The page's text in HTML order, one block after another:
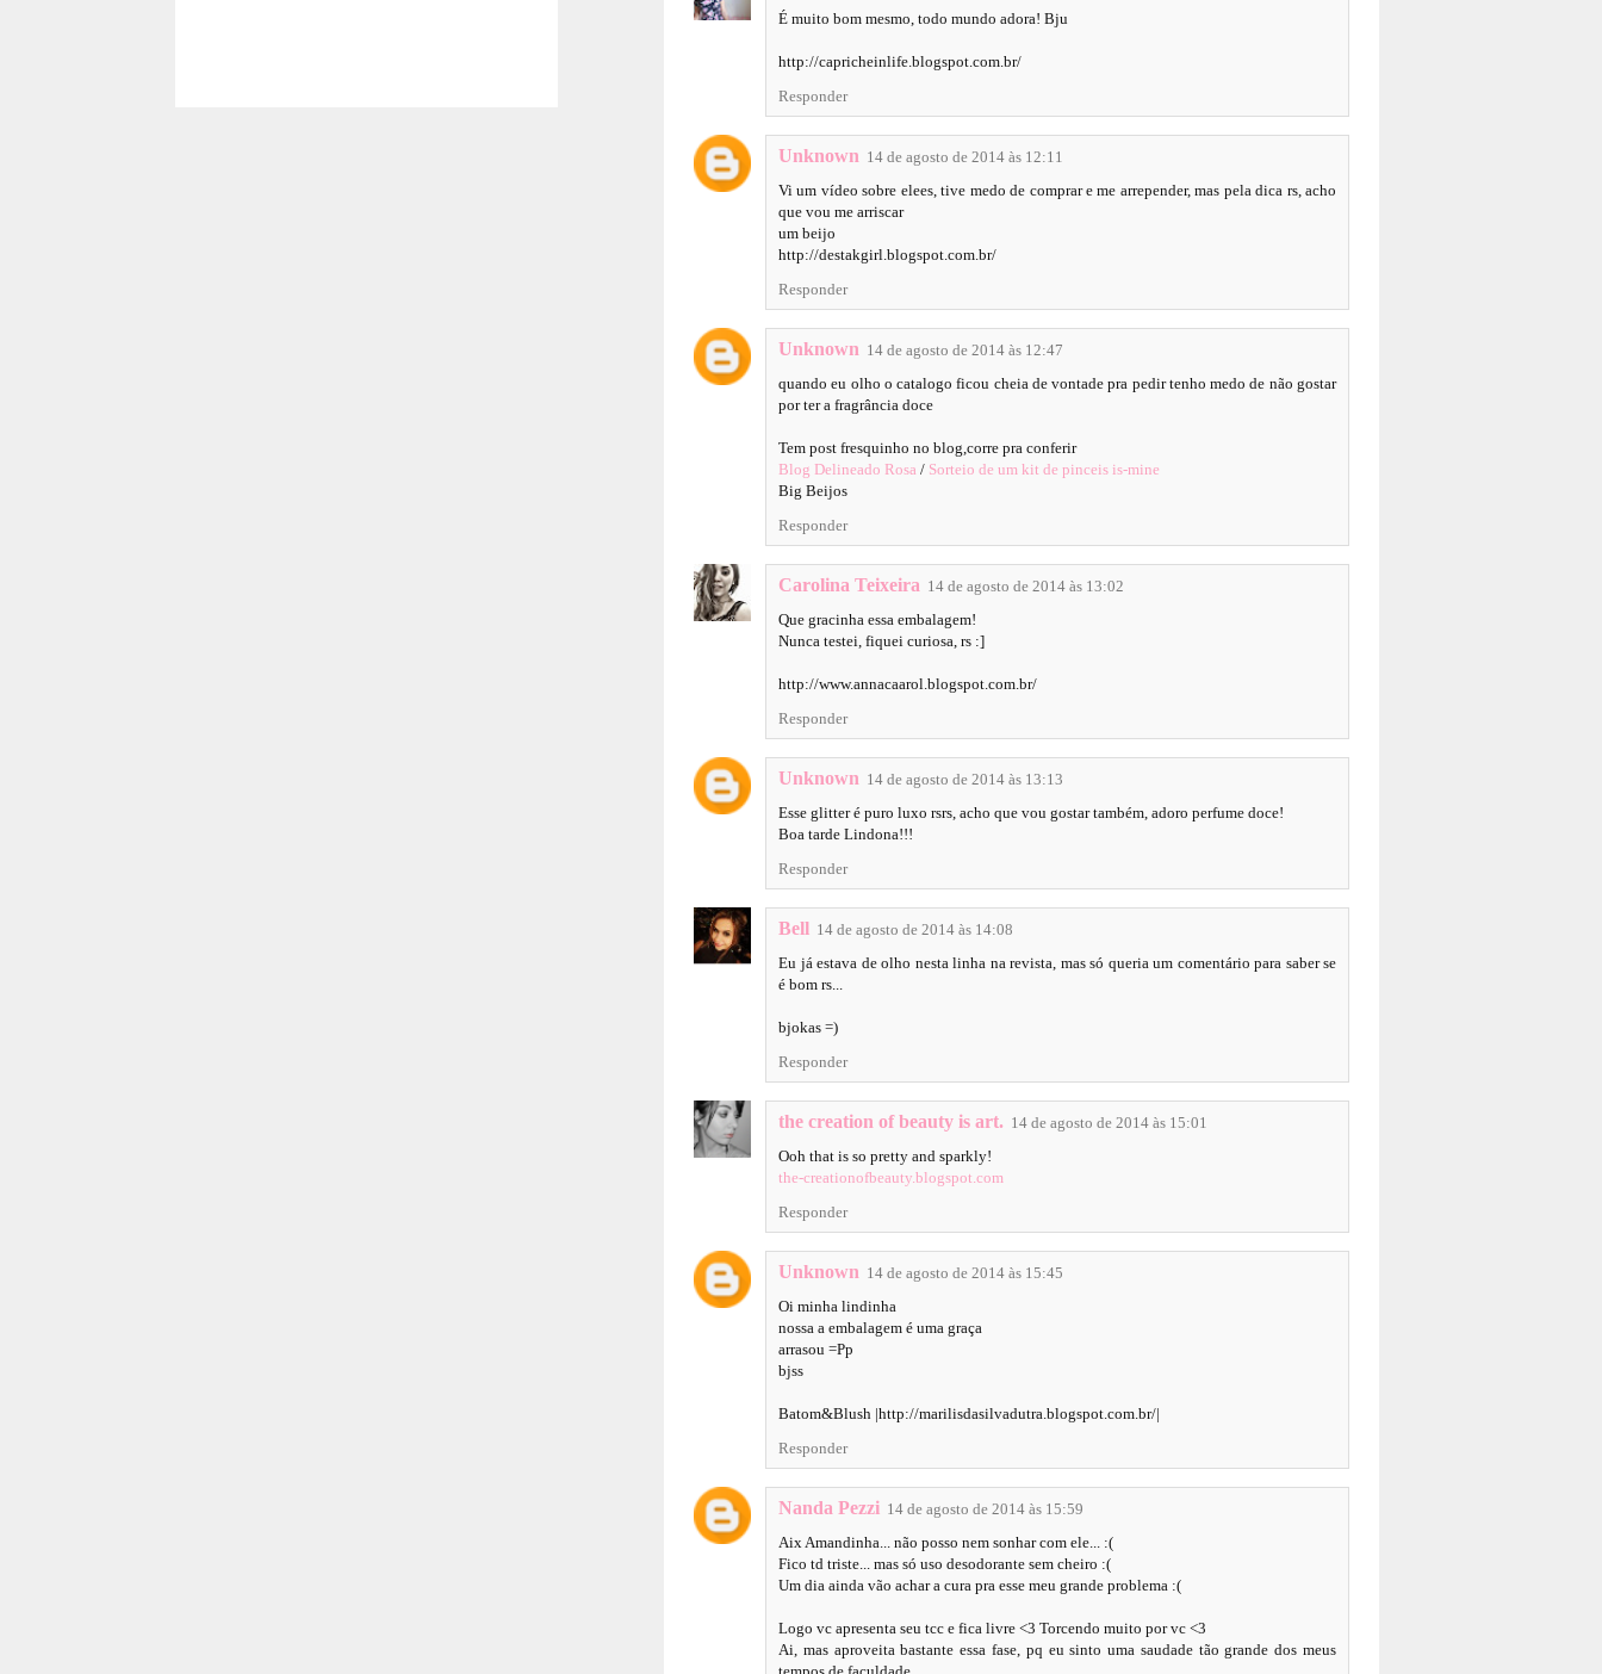
É muito bom mesmo, todo mundo adora! Bju
http://capricheinlife.blogspot.com.br/
Responder
Unknown 14 de agosto de 2014 às 12:11
Vi um vídeo sobre elees, tive medo de comprar e me arrepender, mas pela dica rs, acho
que vou me arriscar
um beijo
http://destakgirl.blogspot.com.br/
Responder
Unknown 14 de agosto de 2014 às 12:47
quando eu olho o catalogo ficou cheia de vontade pra pedir tenho medo de não gostar
por ter a fragrância doce
Tem post fresquinho no blog,corre pra conferir
Blog Delineado Rosa / Sorteio de um kit de pinceis is-mine
Big Beijos
Responder
Carolina Teixeira 14 de agosto de 2014 às 13:02
Que gracinha essa embalagem!
Nunca testei, fiquei curiosa, rs :]
http://www.annacaarol.blogspot.com.br/
Responder
Unknown 14 de agosto de 2014 às 13:13
Esse glitter é puro luxo rsrs, acho que vou gostar também, adoro perfume doce!
Boa tarde Lindona!!!
Responder
Bell 14 de agosto de 2014 às 14:08
Eu já estava de olho nesta linha na revista, mas só queria um comentário para saber se
é bom rs...
bjokas =)
Responder
the creation of beauty is art. 14 de agosto de 2014 às 15:01
Ooh that is so pretty and sparkly!
the-creationofbeauty.blogspot.com
Responder
Unknown 14 de agosto de 2014 às 15:45
Oi minha lindinha
nossa a embalagem é uma graça
arrasou =Pp
bjss
Batom&Blush |http://marilisdasilvadutra.blogspot.com.br/|
Responder
Nanda Pezzi 14 de agosto de 2014 às 15:59
Aix Amandinha... não posso nem sonhar com ele... :(
Fico td triste... mas só uso desodorante sem cheiro :(
Um dia ainda vão achar a cura pra esse meu grande problema :(
Logo vc apresenta seu tcc e fica livre <3 Torcendo muito por vc <3
Ai, mas aproveita bastante essa fase, pq eu sinto uma saudade tão grande dos meus